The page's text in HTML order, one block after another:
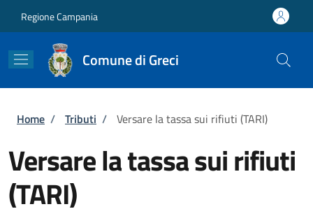
Regione Campania
Comune di Greci
Briciole di pane
Home / Tributi / Versare la tassa sui rifiuti (TARI)
Versare la tassa sui rifiuti
(TARI)